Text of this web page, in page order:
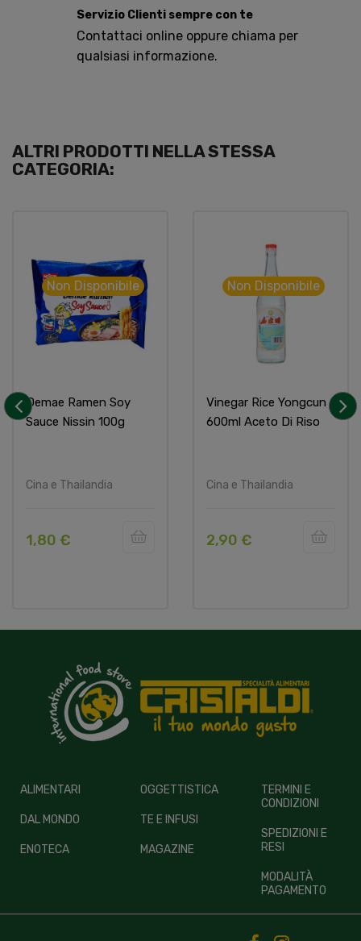
Servizio Clienti sempre con te
Contattaci online oppure chiama per
qualsiasi informazione.
ALTRI PRODOTTI NELLA STESSA
CATEGORIA:
Demae Ramen Soy
Sauce Nissin 100g
Cina e Thailandia
Non Disponibile
1,80 €
Vinegar Rice Yongcun
600ml Aceto Di Riso
Cina e Thailandia
Non Disponibile
2,90 €
ALIMENTARI
DAL MONDO
ENOTECA
OGGETTISTICA
TE E INFUSI
MAGAZINE
TERMINI E
CONDIZIONI
SPEDIZIONI E
RESI
MODALITÀ
PAGAMENTO